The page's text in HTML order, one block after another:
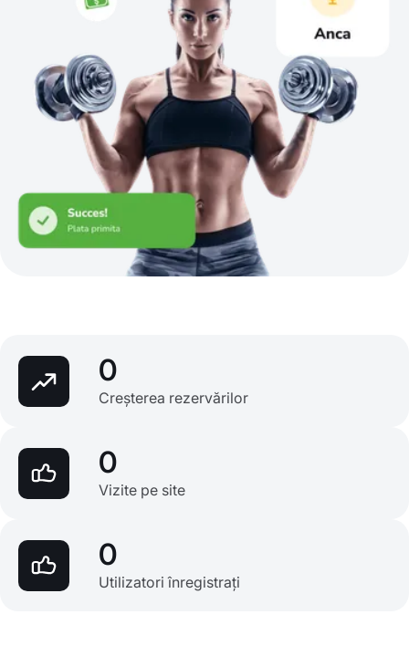
0
Creșterea rezervărilor
0
Vizite pe site
0
Utilizatori înregistrați